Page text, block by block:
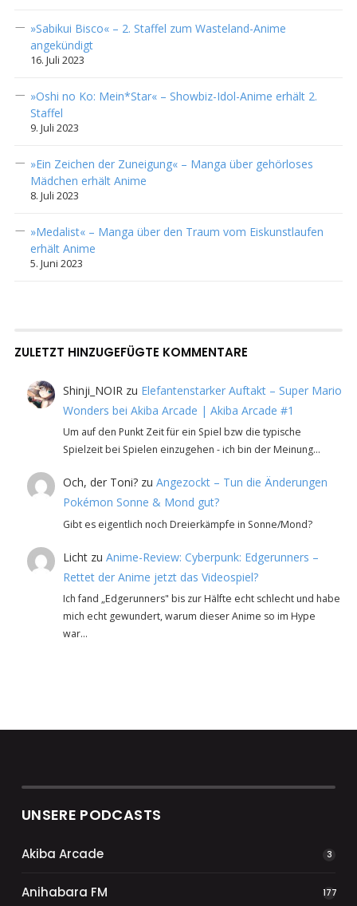
»Sabikui Bisco« – 2. Staffel zum Wasteland-Anime
angekündigt
16. Juli 2023
»Oshi no Ko: Mein*Star« – Showbiz-Idol-Anime erhält 2.
Staffel
9. Juli 2023
»Ein Zeichen der Zuneigung« – Manga über gehörloses
Mädchen erhält Anime
8. Juli 2023
»Medalist« – Manga über den Traum vom Eiskunstlaufen
erhält Anime
5. Juni 2023
ZULETZT HINZUGEFÜGTE KOMMENTARE
Shinji_NOIR zu Elefantenstarker Auftakt – Super Mario
Wonders bei Akiba Arcade | Akiba Arcade #1
Um auf den Punkt Zeit für ein Spiel bzw die typische
Spielzeit bei Spielen einzugehen - ich bin der Meinung…
Och, der Toni? zuAngezockt – Tun die Änderungen
Pokémon Sonne & Mond gut?
Gibt es eigentlich noch Dreierkämpfe in Sonne/Mond?
Licht zuAnime-Review: Cyberpunk: Edgerunners –
Rettet der Anime jetzt das Videospiel?
Ich fand „Edgerunners" bis zur Hälfte echt schlecht und habe
mich echt gewundert, warum dieser Anime so im Hype
war…
UNSERE PODCASTS
Akiba Arcade 3
Anihabara FM 177